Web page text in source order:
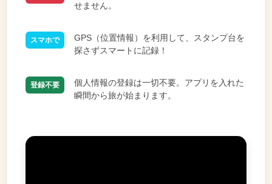
せません。
スマホで
GPS（位置情報）を利用して、スタンプ台を
探さずスマートに記録！
登録不要
個人情報の登録は一切不要。アプリを入れた
瞬間から旅が始まります。